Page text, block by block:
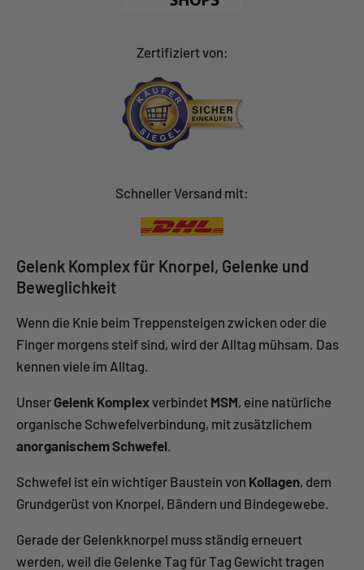
Zertifiziert von:
Schneller Versand mit:
Gelenk Komplex für Knorpel, Gelenke und
Beweglichkeit
Wenn die Knie beim Treppensteigen zwicken oder die
Finger morgens steif sind, wird der Alltag mühsam. Das
kennen viele im Alltag.
Unser Gelenk Komplexverbindet MSM, eine natürliche
organische Schwefelverbindung, mit zusätzlichem
anorganischem Schwefel
Schwefel ist ein wichtiger Baustein von Kollagen, dem
Grundgerüst von Knorpel, Bändern und Bindegewebe.
Gerade der Gelenkknorpel muss ständig erneuert
werden, weil die Gelenke Tag für Tag Gewicht tragen